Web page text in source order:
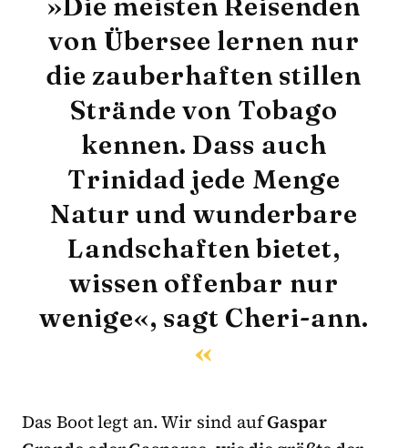
von Übersee lernen nur
die zauberhaften stillen
Strände von Tobago
kennen. Dass auch
Trinidad jede Menge
Natur und wunderbare
Landschaften bietet,
wissen offenbar nur
wenige«, sagt Cheri-ann.
Das Boot legt an. Wir sind aufGaspar